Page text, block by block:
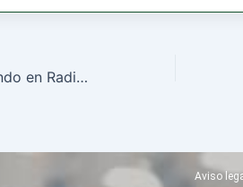
O talento segue soando en Radio Estrada
Aviso